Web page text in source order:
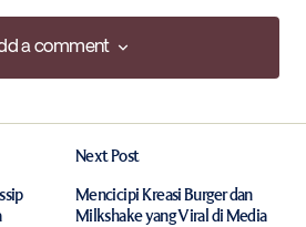
a comment
a comment
marked*
Next Post
Mencicipi Kreasi Burger dan
Milkshake yang Viral di Media